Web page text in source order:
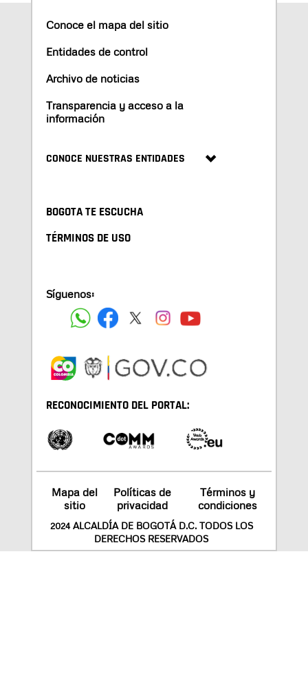
Conoce el mapa del sitio
Entidades de control
Archivo de noticias
Transparencia y acceso a la
información
CONOCE NUESTRAS ENTIDADES
BOGOTA TE ESCUCHA
TÉRMINOS DE USO
Síguenos:
RECONOCIMIENTO DEL PORTAL:
Mapa del
sitio
Políticas de
privacidad
Términos y
condiciones
2024 ALCALDÍA DE BOGOTÁ D.C. TODOS LOS
DERECHOS RESERVADOS